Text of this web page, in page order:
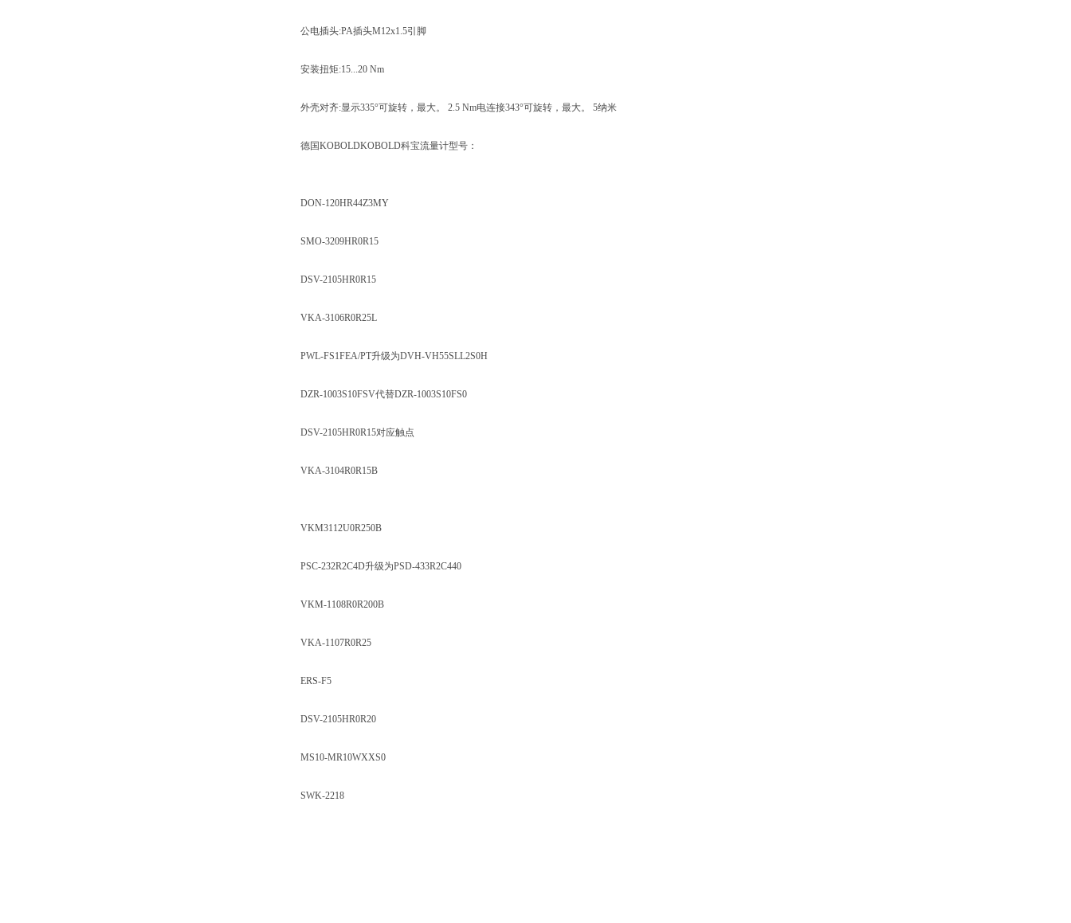
公电插头:PA插头M12x1.5引脚
安装扭矩:15...20 Nm
外壳对齐:显示335°可旋转，最大。 2.5 Nm电连接343°可旋转，最大。 5纳米
德国KOBOLDKOBOLD科宝流量计型号：
DON-120HR44Z3MY
SMO-3209HR0R15
DSV-2105HR0R15
VKA-3106R0R25L
PWL-FS1FEA/PT升级为DVH-VH55SLL2S0H
DZR-1003S10FSV代替DZR-1003S10FS0
DSV-2105HR0R15对应触点
VKA-3104R0R15B
VKM3112U0R250B
PSC-232R2C4D升级为PSD-433R2C440
VKM-1108R0R200B
VKA-1107R0R25
ERS-F5
DSV-2105HR0R20
MS10-MR10WXXS0
SWK-2218